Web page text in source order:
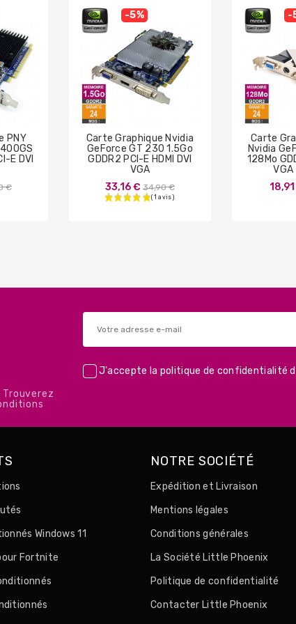
PNY
E DVI
€
-5%
Carte Graphique Nvidia
GeForce GT 230 1.5Go
GDDR2 PCI-E HDMI DVI
VGA
33,16 € Prix
de
34,90 €
-
Carte
Nvidia
128Mo
Trouverez
J'accepte la politique de confidentialité
Windows 11
Fortnite
NOTRE SOCIÉTÉ
Expédition et Livraison
Mentions légales
Conditions générales
La Société Little Phoenix
Politique de confidentialité
Contacter Little Phoenix